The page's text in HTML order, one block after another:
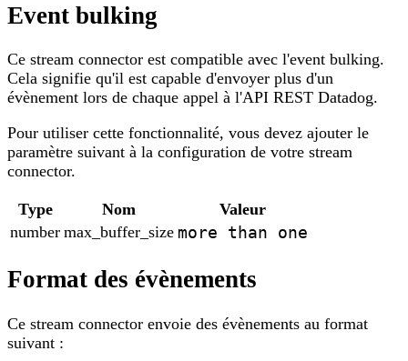
Event bulking
Ce stream connector est compatible avec l'event bulking.
Cela signifie qu'il est capable d'envoyer plus d'un
évènement lors de chaque appel à l'API REST Datadog.
Pour utiliser cette fonctionnalité, vous devez ajouter le
paramètre suivant à la configuration de votre stream
connector.
Type Nom
Valeur
number max_buffer_size more than one
Format des évènements
Ce stream connector envoie des évènements au format
suivant :